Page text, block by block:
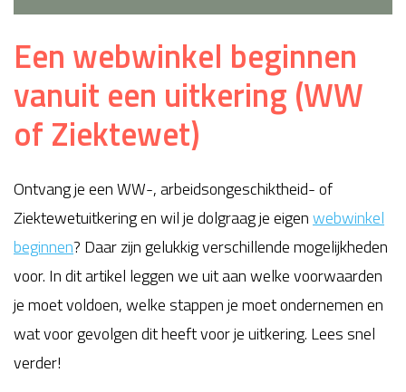
Een webwinkel beginnen
vanuit een uitkering (WW
of Ziektewet)
Ontvang je een WW-, arbeidsongeschiktheid- of
Ziektewetuitkering en wil je dolgraag je eigenwebwinkel
beginnen? Daar zijn gelukkig verschillende mogelijkheden
voor. In dit artikel leggen we uit aan welke voorwaarden
je moet voldoen, welke stappen je moet ondernemen en
wat voor gevolgen dit heeft voor je uitkering. Lees snel
verder!